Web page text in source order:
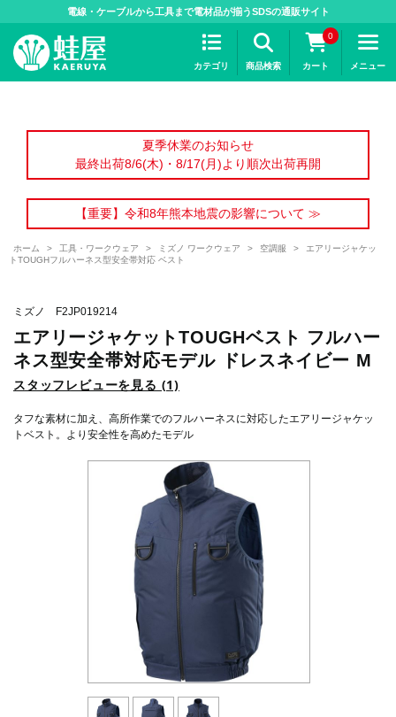
電線・ケーブルから工具まで電材品が揃うSDSの通販サイト
カテゴリ 商品検索
0
カート メニュー
夏季休業のお知らせ
最終出荷8/6(木)・8/17(月)より順次出荷再開
【重要】令和8年熊本地震の影響について ≫
ホーム > 工具・ワークウェア > ミズノ ワークウェア > 空調服 >
エアリージャケッ
トTOUGHフルハーネス型安全帯対応 ベスト
ミズノ F2JP019214
エアリージャケットTOUGHベスト フルハー
ネス型安全帯対応モデル ドレスネイビー M
スタッフレビューを見る (1)
タフな素材に加え、高所作業でのフルハーネスに対応したエアリージャケッ
トベスト。より安全性を高めたモデル